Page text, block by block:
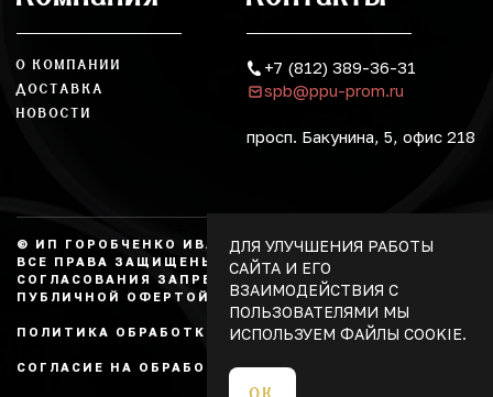
О КОМПАНИИ
ДОСТАВКА
НОВОСТИ
+7 (812) 389-36-31
spb@ppu-prom.ru
просп. Бакунина, 5, офис 218
© ИП ГОРОБЧЕНКО ИВАН АЛЕКСАНДРОВИЧ, 2026.
ВСЕ ПРАВА ЗАЩИЩЕНЫ, КОПИРОВАНИЕ БЕЗ
СОГЛАСОВАНИЯ ЗАПРЕЩЕНО. НЕ ЯВЛЯЕТСЯ
ПУБЛИЧНОЙ ОФЕРТОЙ.
ПОЛИТИКА ОБРАБОТКИ ПЕРСОНАЛЬНЫХ ДАННЫХ
СОГЛАСИЕ НА ОБРАБОТКУ ПЕРСОНАЛЬНЫХ ДАННЫХ
ДЛЯ УЛУЧШЕНИЯ РАБОТЫ
САЙТА И ЕГО
ВЗАИМОДЕЙСТВИЯ С
ПОЛЬЗОВАТЕЛЯМИ МЫ
ИСПОЛЬЗУЕМ ФАЙЛЫ COOKIE.